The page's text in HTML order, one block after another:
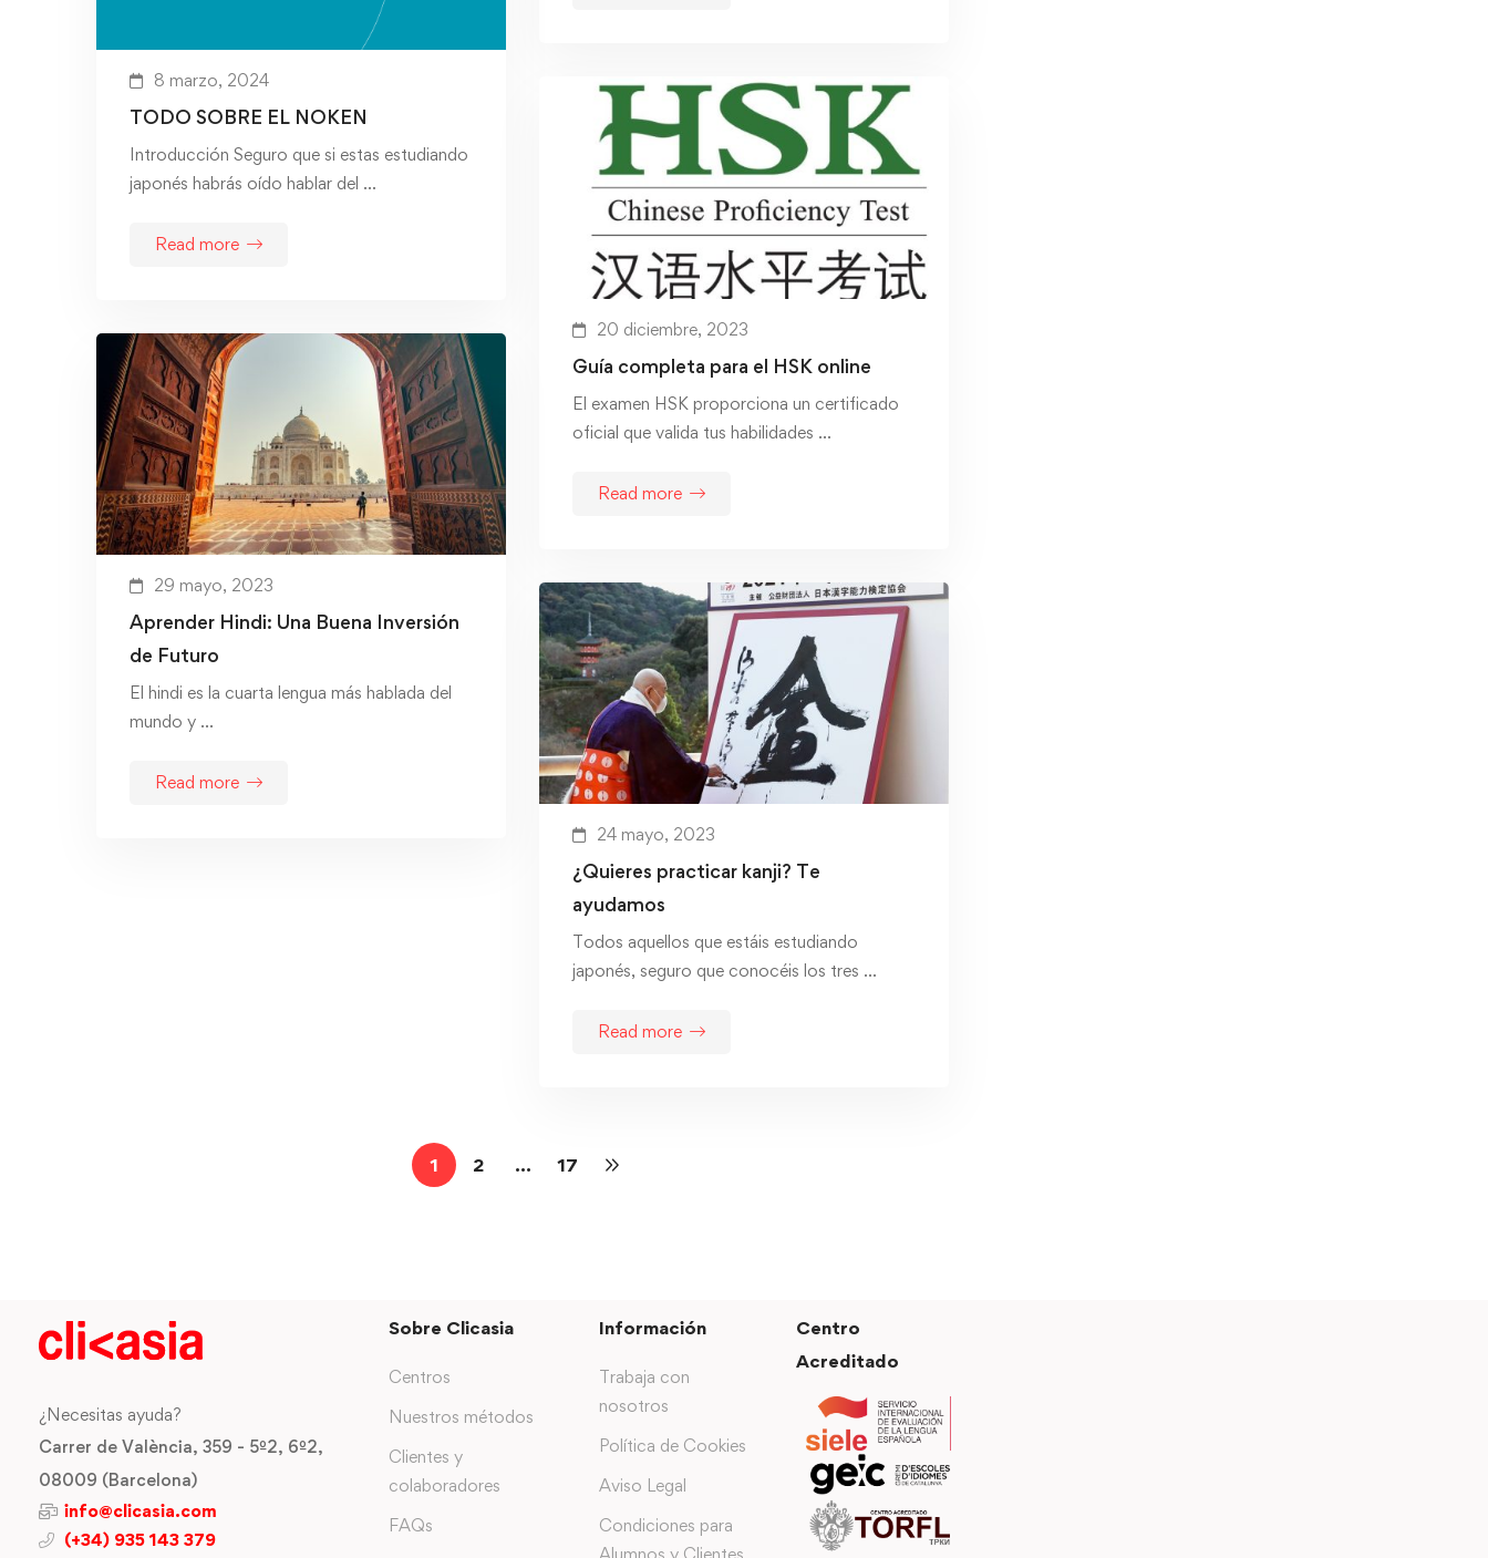
8 marzo, 2024
TODO SOBRE EL NOKEN
Introducción Seguro que si estas estudiando
japonés habrás oído hablar del …
Read more
20 diciembre, 2023
Guía completa para el HSK online
El examen HSK proporciona un certificado
oficial que valida tus habilidades …
Read more
29 mayo, 2023
Aprender Hindi: Una Buena Inversión
de Futuro
El hindi es la cuarta lengua más hablada del
mundo y …
Read more
24 mayo, 2023
¿Quieres practicar kanji? Te
ayudamos
Todos aquellos que estáis estudiando
japonés, seguro que conocéis los tres …
Read more
1 2 … 17
¿Necesitas ayuda?
Carrer de València, 359 - 5º2, 6º2,
08009 (Barcelona)
info@clicasia.com
(+34) 935 143 379
Sobre Clicasia
Centros
Nuestros métodos
Clientes y
colaboradores
FAQs
Información
Trabaja con
nosotros
Política de Cookies
Aviso Legal
Condiciones para
Centro
Acreditado